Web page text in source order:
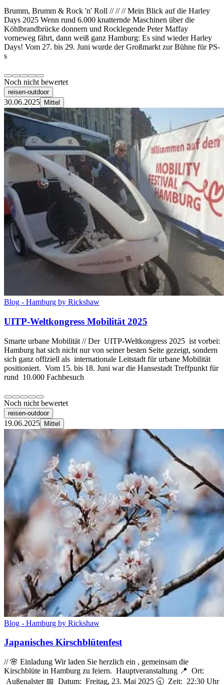
Brumm, Brumm & Rock 'n' Roll // // // Mein Blick auf die Harley
Days 2025 Wenn rund 6.000 knatternde Maschinen über die
Köhlbrandbrücke donnern und Rocklegende Peter Maffay
vorneweg fährt, dann weiß ganz Hamburg: Es sind wieder Harley
Days! Vom 27. bis 29. Juni wurde der Großmarkt zur Bühne für PS-
s
Noch nicht bewertet
reisen-outdoor
30.06.2025 Mittel
Blog - Hamburg by Rickshaw
UITP-Weltkongress Mobilität 2025
Smarte urbane Mobilität // Der UITP-Weltkongress 2025 ist vorbei:
Hamburg hat sich nicht nur von seiner besten Seite gezeigt, sondern
sich ganz offiziell als internationale Leitstadt für urbane Mobilität
positioniert. Vom 15. bis 18. Juni war die Hansestadt Treffpunkt für
rund 10.000 Fachbesuch
Noch nicht bewertet
reisen-outdoor
19.06.2025 Mittel
Blog - Hamburg by Rickshaw
Japanisches Kirschblütenfest
// 🌸 Einladung Wir laden Sie herzlich ein , gemeinsam die
Kirschblüte in Hamburg zu feiern. Hauptveranstaltung 📍 Ort:
Außenalster 📅 Datum: Freitag, 23. Mai 2025 🕤 Zeit: 22:30 Uhr